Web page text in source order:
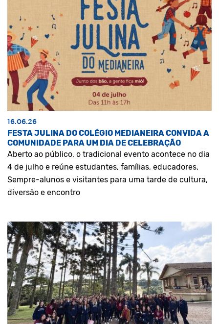
16.06.26
FESTA JULINA DO COLÉGIO MEDIANEIRA CONVIDA A
COMUNIDADE PARA UM DIA DE CELEBRAÇÃO
Aberto ao público, o tradicional evento acontece no dia
4 de julho e reúne estudantes, famílias, educadores,
Sempre-alunos e visitantes para uma tarde de cultura,
diversão e encontro